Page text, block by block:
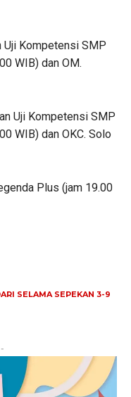
Uji Kompetensi SMP
WIB) dan OM.
Uji Kompetensi SMP
WIB) dan OKC. Solo
Plus (jam 19.00
SELAMA SEPEKAN 3-9